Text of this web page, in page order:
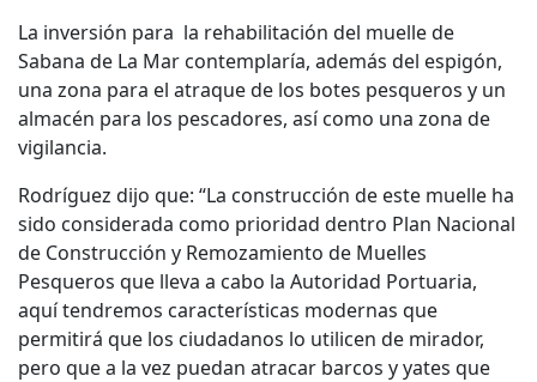
La inversión para la rehabilitación del muelle de
Sabana de La Mar contemplaría, además del espigón,
una zona para el atraque de los botes pesqueros y un
almacén para los pescadores, así como una zona de
vigilancia.
Rodríguez dijo que: “La construcción de este muelle ha
sido considerada como prioridad dentro Plan Nacional
de Construcción y Remozamiento de Muelles
Pesqueros que lleva a cabo la Autoridad Portuaria,
aquí tendremos características modernas que
permitirá que los ciudadanos lo utilicen de mirador,
pero que a la vez puedan atracar barcos y yates que